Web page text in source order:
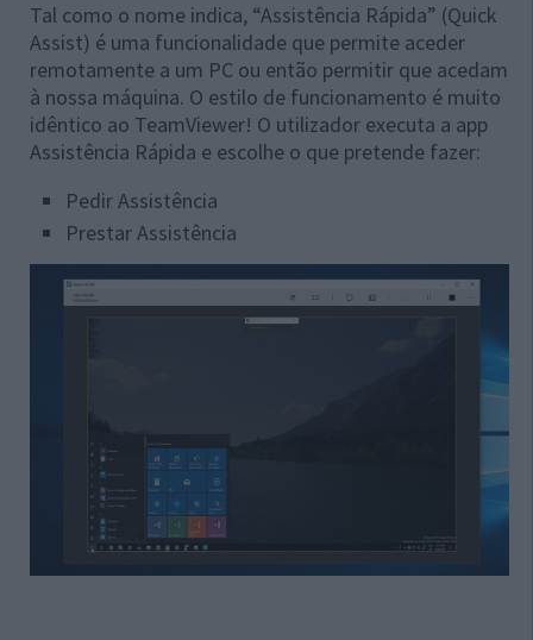
Tal como o nome indica, “Assistência Rápida” (Quick
Assist) é uma funcionalidade que permite aceder
remotamente a um PC ou então permitir que acedam
à nossa máquina. O estilo de funcionamento é muito
idêntico ao TeamViewer! O utilizador executa a app
Assistência Rápida e escolhe o que pretende fazer:
Pedir Assistência
Prestar Assistência